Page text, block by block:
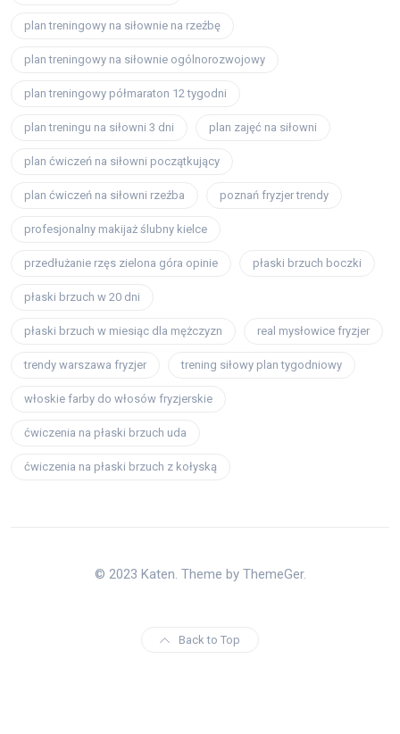
plan treningowy na siłownie na rzeźbę
plan treningowy na siłownie ogólnorozwojowy
plan treningowy półmaraton 12 tygodni
plan treningu na siłowni 3 dni plan zajęć na siłowni
plan ćwiczeń na siłowni początkujący
plan ćwiczeń na siłowni rzeźba poznań fryzjer trendy
profesjonalny makijaż ślubny kielce
przedłużanie rzęs zielona góra opinie płaski brzuch boczki
płaski brzuch w 20 dni
płaski brzuch w miesiąc dla mężczyzn real mysłowice fryzjer
trendy warszawa fryzjer trening siłowy plan tygodniowy
włoskie farby do włosów fryzjerskie
ćwiczenia na płaski brzuch uda
ćwiczenia na płaski brzuch z kołyską
© 2023 Katen. Theme by ThemeGer.
Back to Top